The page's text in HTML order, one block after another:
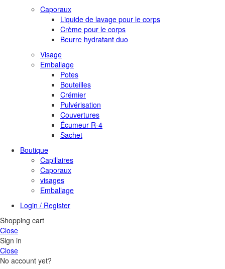
Caporaux
Liquide de lavage pour le corps
Crème pour le corps
Beurre hydratant duo
Visage
Emballage
Potes
Bouteilles
Crémier
Pulvérisation
Couvertures
Écumeur R-4
Sachet
Boutique
Capillaires
Caporaux
visages
Emballage
Login / Register
Shopping cart
Close
Sign in
Close
No account yet?